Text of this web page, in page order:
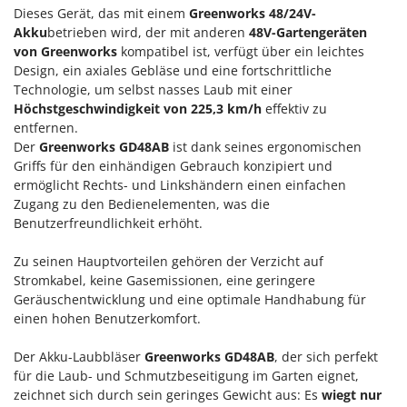
Klimaanlagen – Klimageräte
Knetmaschinen
Knochensägen
Kompressoren - elektrisch
Kompressoren für Ernte und Baumschnitt
Kreiseleggen
Küchenreiben - elektrisch
Kükenaufzuchtboxen
Laderampe aus Aluminium
Laubsauger - Laubbläser
Laubsauger auf Rädern
Luftkühler
E
Echo
EcoFlow
Edilmark
Effeuno
Einhell
Elegen
Energy Gruppi
Enotecnica Pillan
Eschenfelder
EuroMech
Eurosystems
F
FAC
Fama Industrie
Dieses Gerät, das mit einem Greenworks 48/24V-
Akkubetrieben wird, der mit anderen 48V-Gartengeräten
von Greenworks kompatibel ist, verfügt über ein leichtes
Design, ein axiales Gebläse und eine fortschrittliche
Technologie, um selbst nasses Laub mit einer
Höchstgeschwindigkeit von 225,3 km/h effektiv zu
entfernen.
Der Greenworks GD48AB ist dank seines ergonomischen
Griffs für den einhändigen Gebrauch konzipiert und
ermöglicht Rechts- und Linkshändern einen einfachen
Zugang zu den Bedienelementen, was die
Benutzerfreundlichkeit erhöht.
Zu seinen Hauptvorteilen gehören der Verzicht auf
Stromkabel, keine Gasemissionen, eine geringere
Geräuschentwicklung und eine optimale Handhabung für
einen hohen Benutzerkomfort.
Der Akku-Laubbläser Greenworks GD48AB, der sich perfekt
für die Laub- und Schmutzbeseitigung im Garten eignet,
zeichnet sich durch sein geringes Gewicht aus: Es wiegt nur